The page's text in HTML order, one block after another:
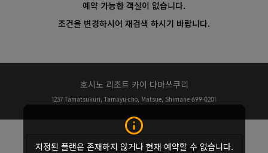
지정된 플랜은 존재하지 않거나 현재 예약할 수 없습니다.
예약 가능한 객실이 없습니다.
조건을 변경하시어 재검색 하시기 바랍니다.
호시노 리조트 카이 다마쓰쿠리
1237 Tamatsukuri, Tamayu-cho, Matsue, Shimane 699-0201
호시노 리조트의 공실 검색하기